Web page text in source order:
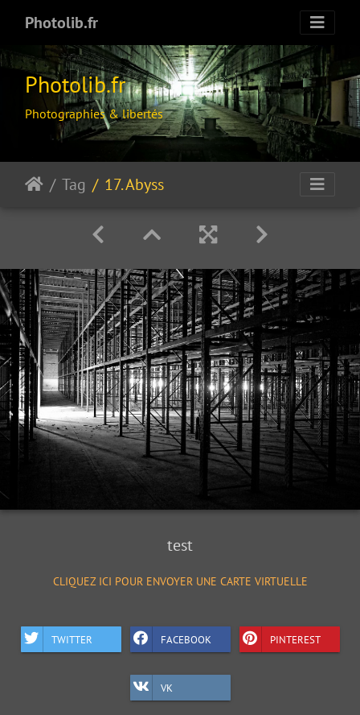
Photolib.fr
Photolib.fr
Photographies & libertés
Tag 17. Abyss
test
CLIQUEZ ICI POUR ENVOYER UNE CARTE VIRTUELLE
TWITTER FACEBOOK PINTEREST
VK